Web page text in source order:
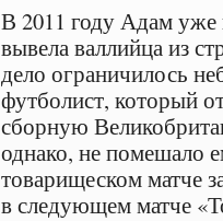
В 2011 году Адам уже
вывела валлийца из
дело ограничилось
футболист, который
сборную
однако, не помешало
товарищеском матче
в следующем матче